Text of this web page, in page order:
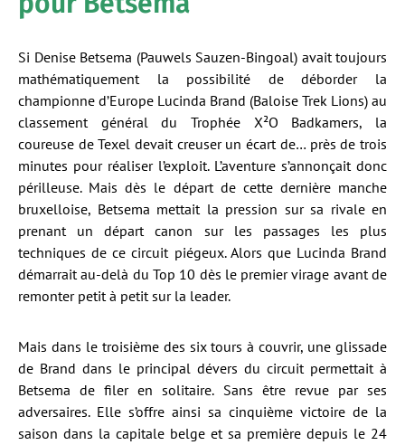
Si Denise Betsema (Pauwels Sauzen-Bingoal) avait toujours
mathématiquement la possibilité de déborder la
championne d’Europe Lucinda Brand (Baloise Trek Lions) au
classement général du Trophée X²O Badkamers, la
coureuse de Texel devait creuser un écart de… près de trois
minutes pour réaliser l’exploit. L’aventure s’annonçait donc
périlleuse. Mais dès le départ de cette dernière manche
bruxelloise, Betsema mettait la pression sur sa rivale en
prenant un départ canon sur les passages les plus
techniques de ce circuit piégeux. Alors que Lucinda Brand
démarrait au-delà du Top 10 dès le premier virage avant de
remonter petit à petit sur la leader.
Mais dans le troisième des six tours à couvrir, une glissade
de Brand dans le principal dévers du circuit permettait à
Betsema de filer en solitaire. Sans être revue par ses
adversaires. Elle s’offre ainsi sa cinquième victoire de la
saison dans la capitale belge et sa première depuis le 24